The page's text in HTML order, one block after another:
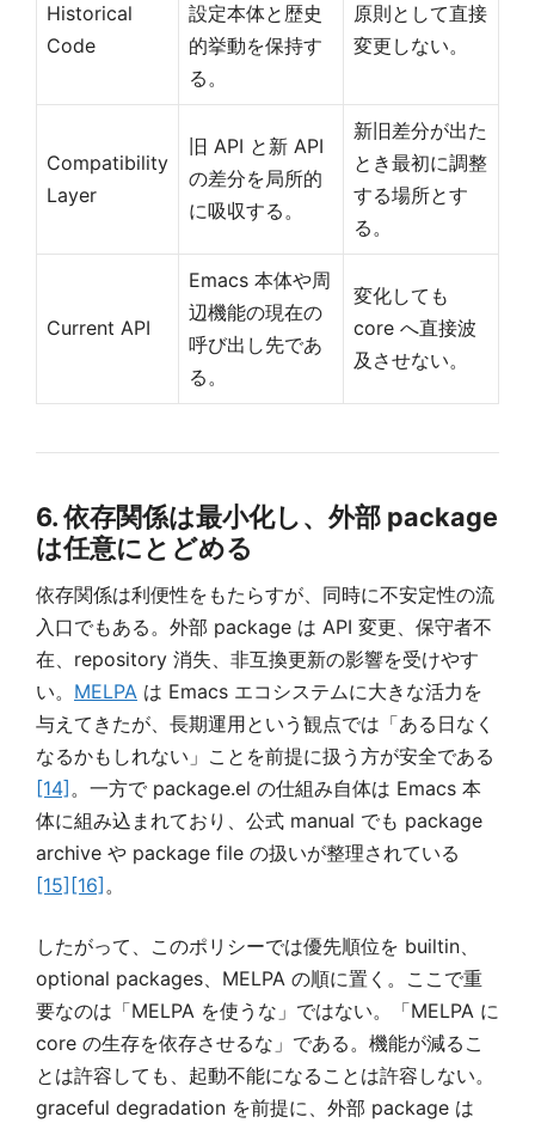
Historical
Code
設定本体と歴史
的挙動を保持す
る。
原則として直接
変更しない。
Compatibility
Layer
旧 API と新 API
の差分を局所的
に吸収する。
新旧差分が出た
とき最初に調整
する場所とす
る。
Current API
Emacs 本体や周
辺機能の現在の
呼び出し先であ
る。
変化しても
core へ直接波
及させない。
6. 依存関係は最小化し、外部 package
は任意にとどめる
依存関係は利便性をもたらすが、同時に不安定性の流
入口でもある。外部 package は API 変更、保守者不
在、repository 消失、非互換更新の影響を受けやす
い。 MELPA は Emacs エコシステムに大きな活力を
与えてきたが、長期運用という観点では「ある日なく
なるかもしれない」ことを前提に扱う方が安全である
[14] 。一方で package.el の仕組み自体は Emacs 本
体に組み込まれており、公式 manual でも package
archive や package file の扱いが整理されている
[15] [16] 。
したがって、このポリシーでは優先順位を builtin、
optional packages、MELPA の順に置く。ここで重
要なのは「MELPA を使うな」ではない。「MELPA に
core の生存を依存させるな」である。機能が減るこ
とは許容しても、起動不能になることは許容しない。
graceful degradation を前提に、外部 package は